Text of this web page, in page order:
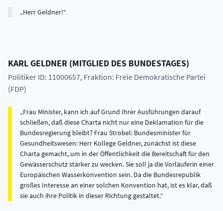
Herr Geldner!
KARLGELDNER (MITGLIED DES BUNDESTAGES)
Politiker ID: 11000657, Fraktion: Freie Demokratische Partei
(FDP)
Frau Minister, kann ich auf Grund Ihrer Ausführungen darauf
schließen, daß diese Charta nicht nur eine Deklamation für die
Bundesregierung bleibt? Frau Strobel: Bundesminister für
Gesundheitswesen: Herr Kollege Geldner, zunächst ist diese
Charta gemacht, um in der Öffentlichkeit die Bereitschaft für den
Gewässerschutz stärker zu wecken. Sie soll ja die Vorläuferin einer
Europäischen Wasserkonvention sein. Da die Bundesrepublik
großes Interesse an einer solchen Konvention hat, ist es klar, daß
sie auch ihre Politik in dieser Richtung gestaltet.